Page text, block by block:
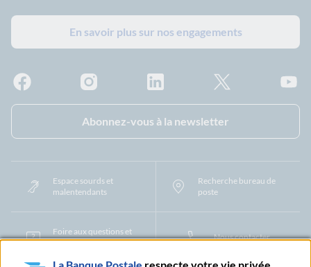
En savoir plus sur nos engagements
Abonnez-vous à la newsletter
Espace sourds et
malentendants
Recherche bureau de
poste
Foire aux questions et
centre d'aide
Nous contacter